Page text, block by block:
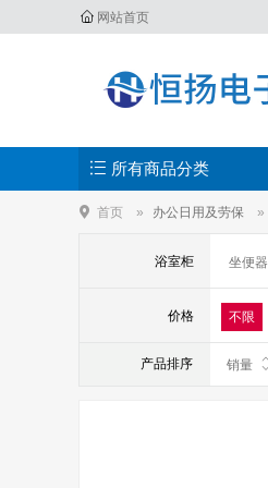
网站首页
所有商品分类
首页 办公日用及劳保
浴室柜 坐便器
价格 不限
产品排序 销量